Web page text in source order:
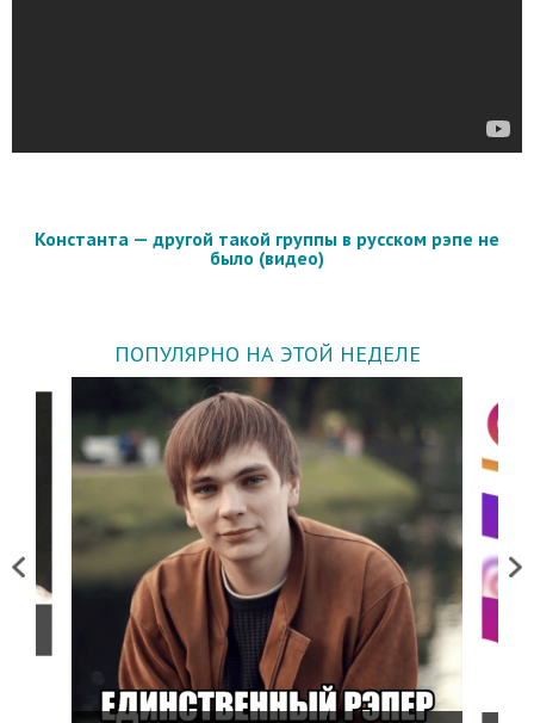
Константа — другой такой группы в русском рэпе не
было (видео)
ПОПУЛЯРНО НА ЭТОЙ НЕДЕЛЕ
Previous Next